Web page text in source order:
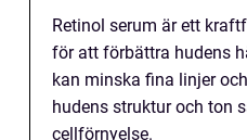
Retinol serum är ett
för att förbättra hudens
kan minska fina linjer
hudens struktur och ton
cellförnyelse.